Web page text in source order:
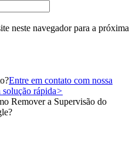
neste navegador para a próxima
Entre em contato com nossa
solução rápida>
Remover a Supervisão do